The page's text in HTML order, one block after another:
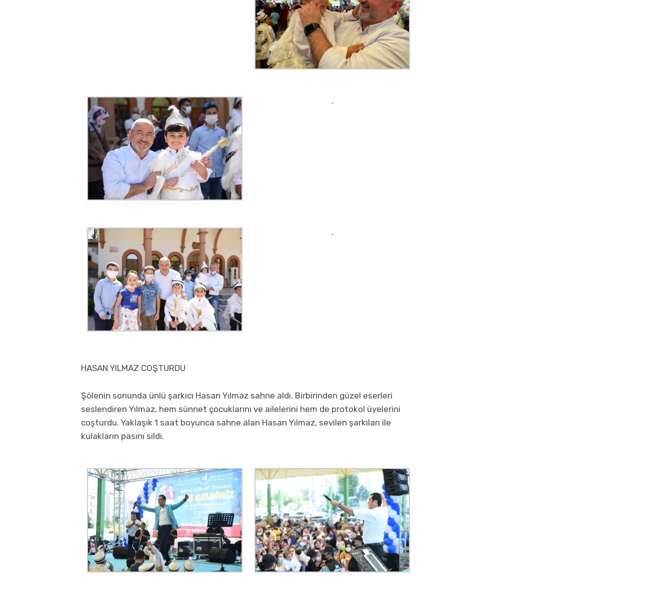
HASAN YILMAZ COŞTURDU
Şölenin sonunda ünlü şarkıcı Hasan Yılmaz sahne aldı. Birbirinden güzel eserleri
seslendiren Yılmaz, hem sünnet çocuklarını ve ailelerini hem de protokol üyelerini
coşturdu. Yaklaşık 1 saat boyunca sahne alan Hasan Yılmaz, sevilen şarkıları ile
kulakların pasını sildi.